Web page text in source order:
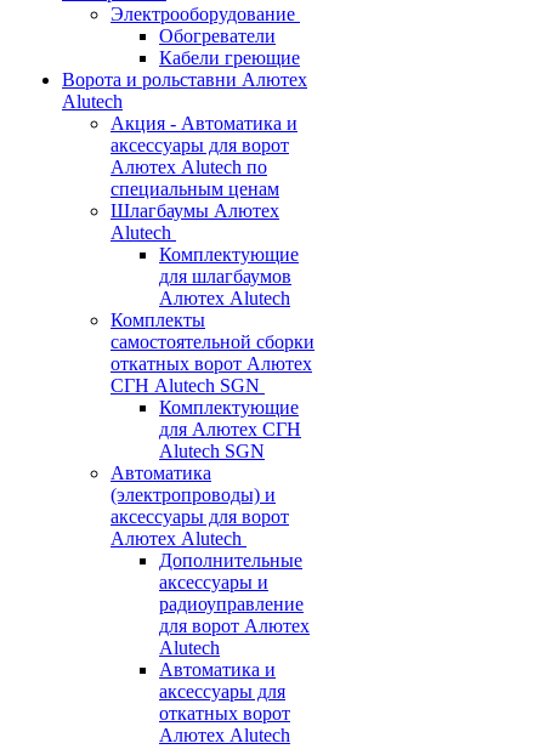
Электрооборудование
Обогреватели
Кабели греющие
Ворота и рольставни Алютех
Alutech
Акция - Автоматика и
аксессуары для ворот
Алютех Alutech по
специальным ценам
Шлагбаумы Алютех
Alutech
Комплектующие
для шлагбаумов
Алютех Alutech
Комплекты
самостоятельной сборки
откатных ворот Алютех
СГН Alutech SGN
Комплектующие
для Алютех СГН
Alutech SGN
Автоматика
(электропроводы) и
аксессуары для ворот
Алютех Alutech
Дополнительные
аксессуары и
радиоуправление
для ворот Алютех
Alutech
Автоматика и
аксессуары для
откатных ворот
Алютех Alutech